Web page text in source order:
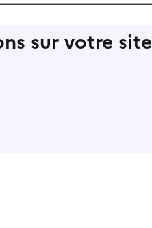
sur votre site